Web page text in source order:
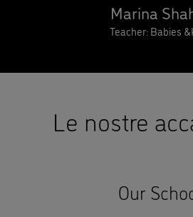
Marina
Teacher: Babies
Le nostre
Our